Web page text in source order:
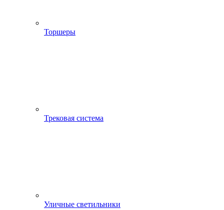
Торшеры
Трековая система
Уличные светильники